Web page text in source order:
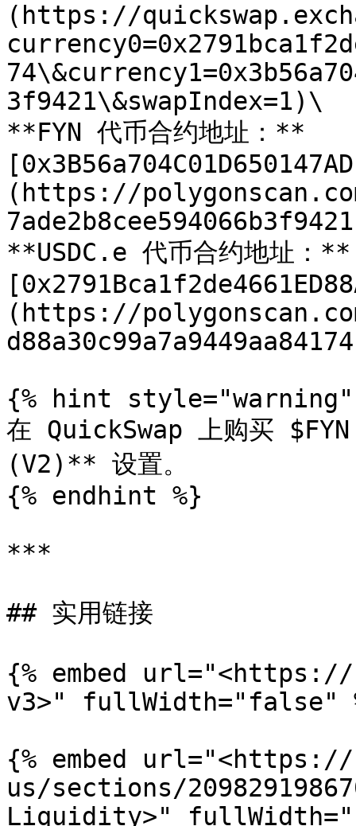
(https://
3f9421\&swapIndex=1)\
**FYN 代币合约地址：**
(https://
**USDC.e 代币合约地址：**
(https://
{% hint style="warning"
在 QuickSwap 上购买
(V2)** 设置。
{% endhint %}
***
## 实用链接
{% embed
v3>" fullWidth="false"
{% embed
us/sections/